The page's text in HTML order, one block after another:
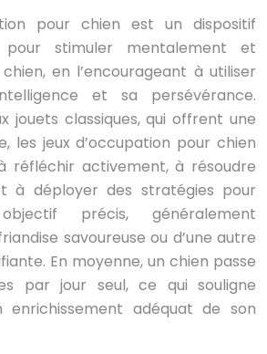
pour chien est un dispositif
pour stimuler mentalement et
en l’encourageant à utiliser
et sa persévérance.
jouets classiques, qui offrent une
les jeux d’occupation pour chien
réfléchir activement, à résoudre
à déployer des stratégies pour
précis, généralement
savoureuse ou d’une autre
En moyenne, un chien passe
par jour seul, ce qui souligne
enrichissement adéquat de son